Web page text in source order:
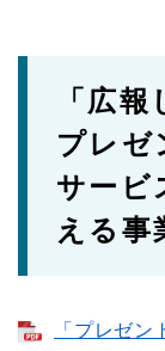
「広
プレゼ
サービ
える事
「プレゼ